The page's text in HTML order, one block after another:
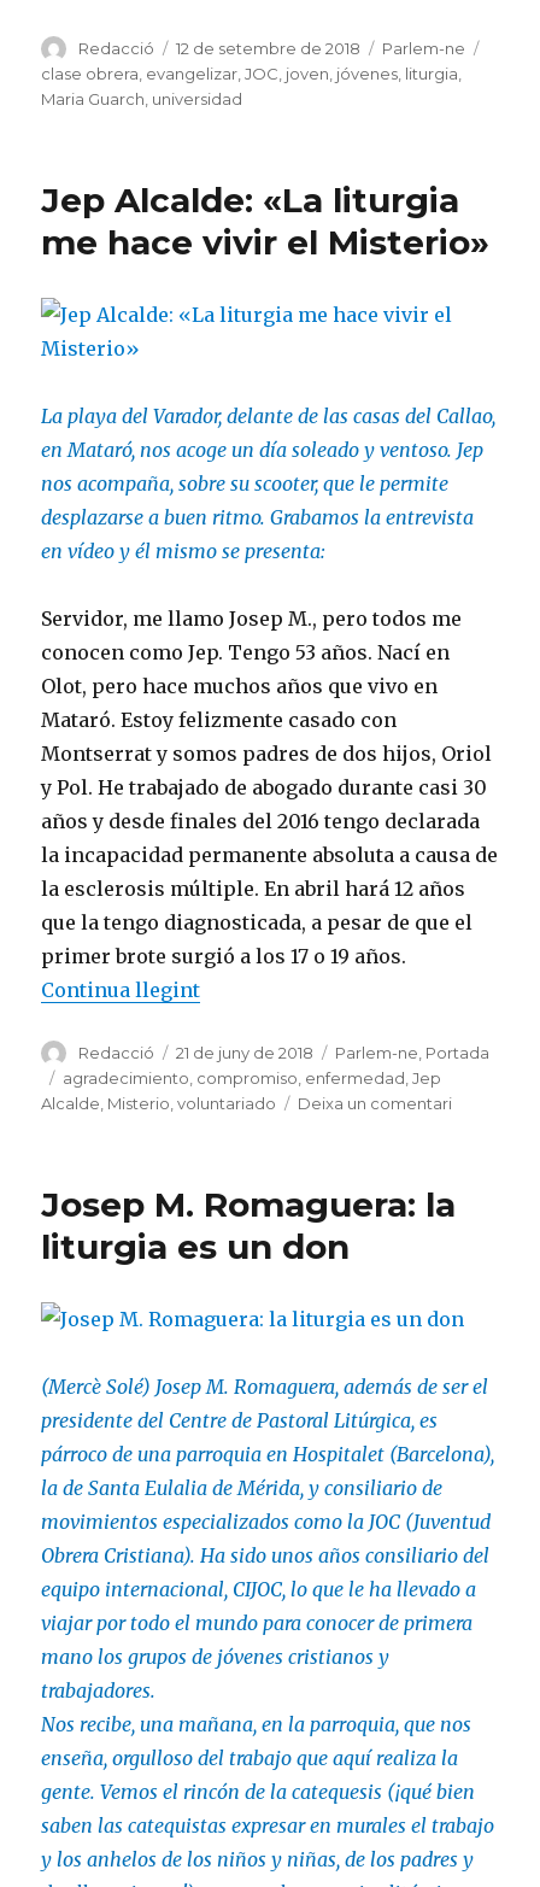
Autor
Redacció
Publicat
el
12 de setembre de 2018 Categories
Parlem-ne
clase obrera, evangelizar,JOC, joven, jóvenes, liturgia,
Maria Guarch, universidad
Jep Alcalde: «La liturgia
me hace vivir el Misterio»
La playa del Varador, delante de las casas del Callao,
en Mataró, nos acoge un día soleado y ventoso. Jep
nos acompaña, sobre su scooter, que le permite
desplazarse a buen ritmo. Grabamos la entrevista
en vídeo y él mismo se presenta:
Servidor, me llamo Josep M., pero todos me
conocen como Jep. Tengo 53 años. Nací en
Olot, pero hace muchos años que vivo en
Mataró. Estoy felizmente casado con
Montserrat y somos padres de dos hijos, Oriol
y Pol. He trabajado de abogado durante casi 30
años y desde finales del 2016 tengo declarada
la incapacidad permanente absoluta a causa de
la esclerosis múltiple. En abril hará 12 años
que la tengo diagnosticada, a pesar de que el
primer brote surgió a los 17 o 19 años.
Continua llegint«Jep Alcalde: «La liturgia me
Autor
Redacció
Publicat
el
21 de juny de 2018 Categories
Parlem-ne, Portada
Etiquetes
agradecimiento, compromiso, enfermedad,Jep
Alcalde, Misterio,voluntariado Deixa un comentaria
liturgia
Misterio»
Josep M. Romaguera: la
liturgia es un don
(Mercè Solé) Josep M. Romaguera, además de ser el
presidente del Centre de Pastoral Litúrgica, es
párroco de una parroquia en Hospitalet (Barcelona),
la de Santa Eulalia de Mérida, y consiliario de
movimientos especializados como la JOC (Juventud
Obrera Cristiana). Ha sido unos años consiliario del
equipo internacional, CIJOC, lo que le ha llevado a
viajar por todo el mundo para conocer de primera
mano los grupos de jóvenes cristianos y
trabajadores.
Nos recibe, una mañana, en la parroquia, que nos
enseña, orgulloso del trabajo que aquí realiza la
gente. Vemos el rincón de la catequesis (¡qué bien
saben las catequistas expresar en murales el trabajo
y los anhelos de los niños y niñas, de los padres y